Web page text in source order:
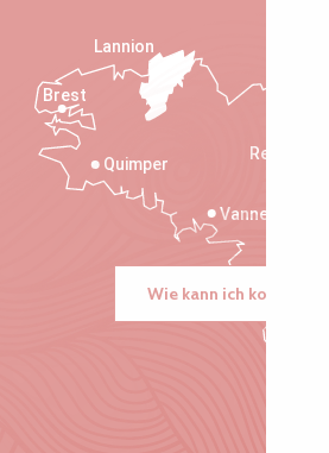
Rennes
Vannes
Quimper
Lannion
Brest
Wie kann ich kommen?